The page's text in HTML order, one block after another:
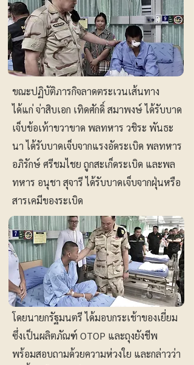
ขณะปฏิบัติภารกิจลาดตระเวนเส้นทาง
ได้แก่ จ่าสิบเอก เทิดศักดิ์ สมาพงษ์ ได้รับบาด
เจ็บข้อเท้าขวาขาด พลทหาร วชิระ พันธะ
นา ได้รับบาดเจ็บจากแรงอัดระเบิด พลทหาร
อภิรักษ์ ศรีชมไชย ถูกสะเก็ดระเบิด และพล
ทหาร อนุชา สุจารี ได้รับบาดเจ็บจากฝุ่นหรือ
สารเคมีของระเบิด
โดยนายกรัฐมนตรี ได้มอบกระเช้าของเยี่ยม
ซึ่งเป็นผลิตภัณฑ์ OTOP และถุงยังชีพ
พร้อมสอบถามด้วยความห่วงใย และกล่าวว่า